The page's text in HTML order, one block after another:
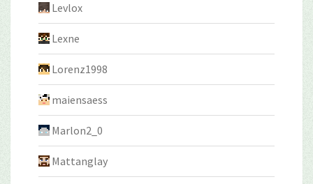
Levlox
Lexne
Lorenz1998
maiensaess
Marlon2_0
Mattanglay